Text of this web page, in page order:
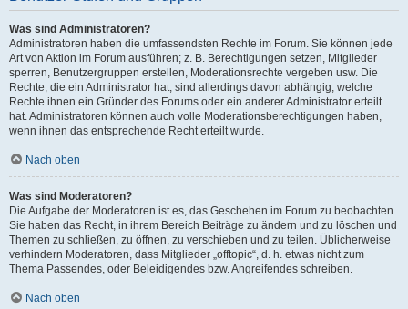
Was sind Administratoren?
Administratoren haben die umfassendsten Rechte im Forum. Sie können jede
Art von Aktion im Forum ausführen; z. B. Berechtigungen setzen, Mitglieder
sperren, Benutzergruppen erstellen, Moderationsrechte vergeben usw. Die
Rechte, die ein Administrator hat, sind allerdings davon abhängig, welche
Rechte ihnen ein Gründer des Forums oder ein anderer Administrator erteilt
hat. Administratoren können auch volle Moderationsberechtigungen haben,
wenn ihnen das entsprechende Recht erteilt wurde.
Nach oben
Was sind Moderatoren?
Die Aufgabe der Moderatoren ist es, das Geschehen im Forum zu beobachten.
Sie haben das Recht, in ihrem Bereich Beiträge zu ändern und zu löschen und
Themen zu schließen, zu öffnen, zu verschieben und zu teilen. Üblicherweise
verhindern Moderatoren, dass Mitglieder „offtopic“, d. h. etwas nicht zum
Thema Passendes, oder Beleidigendes bzw. Angreifendes schreiben.
Nach oben